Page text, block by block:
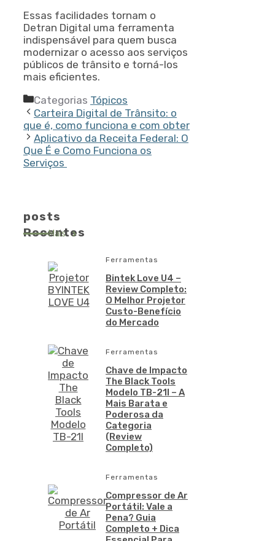
Essas facilidades tornam o
Detran Digital uma ferramenta
indispensável para quem busca
modernizar o acesso aos serviços
públicos de trânsito e torná-los
mais eficientes.
Categorias Tópicos
Carteira Digital de Trânsito: o
que é, como funciona e com obter
Aplicativo da Receita Federal: O
Que É e Como Funciona os
Serviços
posts
Recentes
Mais
Ferramentas
Bintek Love U4 –
Review Completo:
O Melhor Projetor
Custo-Benefício
do Mercado
Ferramentas
Chave de Impacto
The Black Tools
Modelo TB-21I – A
Mais Barata e
Poderosa da
Categoria
(Review
Completo)
Ferramentas
Compressor de Ar
Portátil: Vale a
Pena? Guia
Completo + Dica